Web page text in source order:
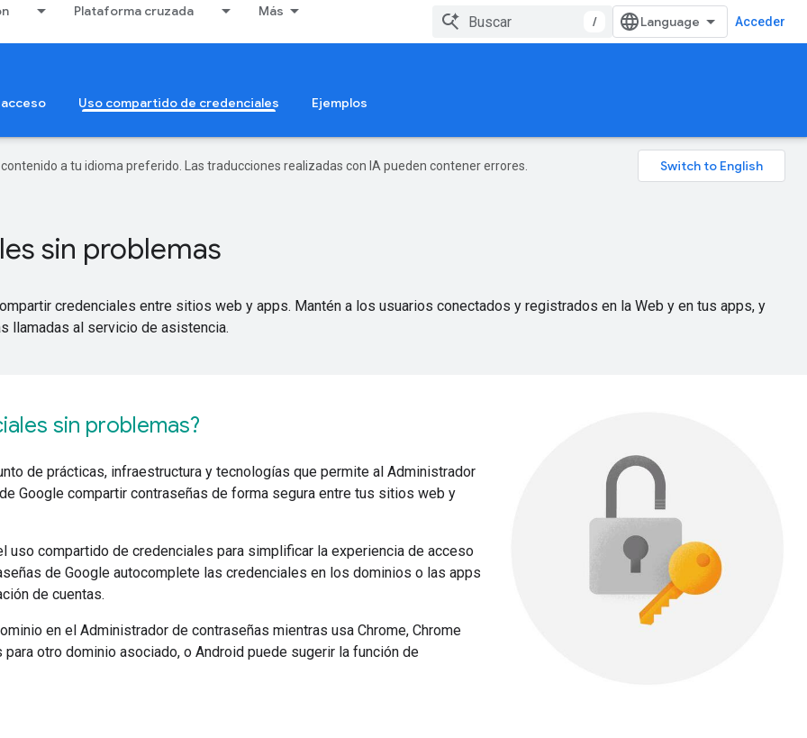
Plataforma cruzada Más
/ Acceder
acceso Uso compartido de credenciales Ejemplos
a tu idioma preferido. Las traducciones realizadas con IA pueden contener errores.
sin problemas
credenciales entre sitios web y apps. Mantén a los usuarios conectados y registrados en la Web y en tus apps, y
llamadas al servicio de asistencia.
sin problemas?
de prácticas, infraestructura y tecnologías que permite al Administrador
Google compartir contraseñas de forma segura entre tus sitios web y
uso compartido de credenciales para simplificar la experiencia de acceso
de Google autocomplete las credenciales en los dominios o las apps
de cuentas.
en el Administrador de contraseñas mientras usa Chrome, Chrome
otro dominio asociado, o Android puede sugerir la función de